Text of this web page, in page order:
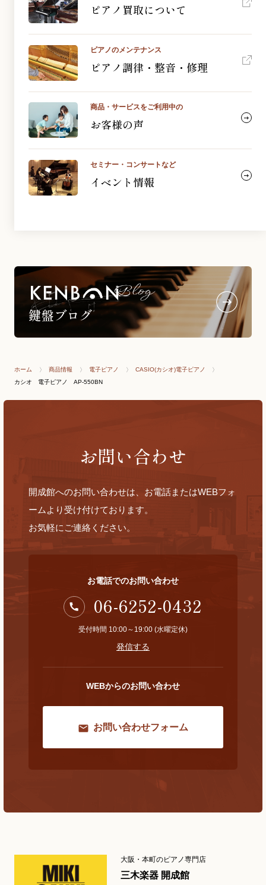
ピアノ買取について
ピアノのメンテナンス
ピアノ調律・整音・修理
商品・サービスをご利用中の
お客様の声
セミナー・コンサートなど
イベント情報
ホーム 商品情報 電子ピアノ
CASIO(カシオ)電子ピアノ
カシオ 電子ピアノ AP-550BN
お問い合わせ
開成館へのお問い合わせは、お電話またはWEBフォ
ームより受け付けております。
お気軽にご連絡ください。
お電話でのお問い合わせ
06-6252-0432
受付時間 10:00～19:00 (水曜定休)
発信する
WEBからのお問い合わせ
お問い合わせフォーム
大阪・本町のピアノ専門店
三木楽器 開成館